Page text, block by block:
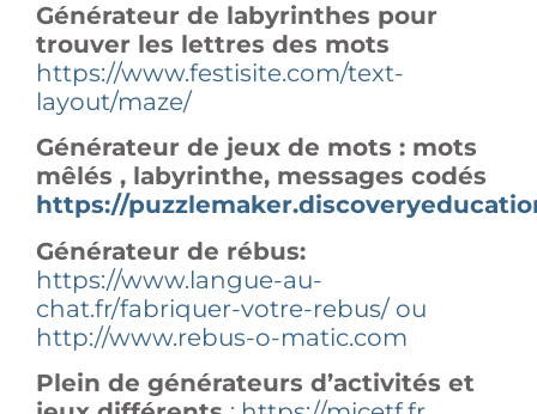
Générateur de labyrinthes pour
trouver les lettres des mots
https://www.festisite.com/text-
layout/maze/
Générateur de jeux de mots : mots
mêlés , labyrinthe, messages codés
https://
Générateur de rébus:
https://www.langue-au-
chat.fr/fabriquer-votre-rebus/ ou
http://www.rebus-o-matic.com
Plein de générateurs d’activités et